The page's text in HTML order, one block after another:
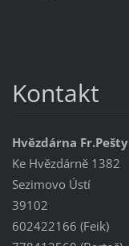
Kontakt
Hvězdárna Fr.Pešty
Ke Hvězdárně 1382
Sezimovo Ústí
39102
602422166 (Feik)